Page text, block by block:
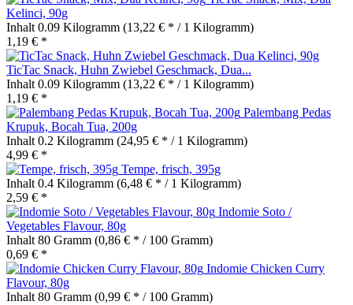
Kelinci, 90g
Inhalt 0.09 Kilogramm (13,22 € * / 1 Kilogramm)
1,19 € *
TicTac Snack, Huhn Zwiebel Geschmack, Dua...
Inhalt 0.09 Kilogramm (13,22 € * / 1 Kilogramm)
1,19 € *
Palembang Pedas
Krupuk, Bocah Tua, 200g
Inhalt 0.2 Kilogramm (24,95 € * / 1 Kilogramm)
4,99 € *
Tempe, frisch, 395g
Inhalt 0.4 Kilogramm (6,48 € * / 1 Kilogramm)
2,59 € *
Indomie Soto /
Vegetables Flavour, 80g
Inhalt 80 Gramm (0,86 € * / 100 Gramm)
0,69 € *
Indomie Chicken Curry
Flavour, 80g
Inhalt 80 Gramm (0,99 € * / 100 Gramm)